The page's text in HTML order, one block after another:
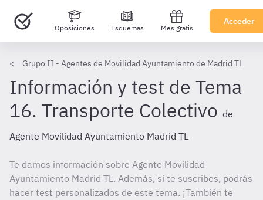
Oposiciones Esquemas Mes gratis
Acceder
Grupo II - Agentes de Movilidad Ayuntamiento de Madrid TL
Información y test de Tema
16. Transporte Colectivo de
Agente Movilidad Ayuntamiento Madrid TL
Te damos información sobre Agente Movilidad
Ayuntamiento Madrid TL. Además, si te suscribes, podrás
hacer test personalizados de este tema. ¡También te